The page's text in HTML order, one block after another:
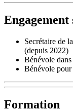
Secrétaire de
(depuis 2022)
Bénévole
Bénévole pour
Formation